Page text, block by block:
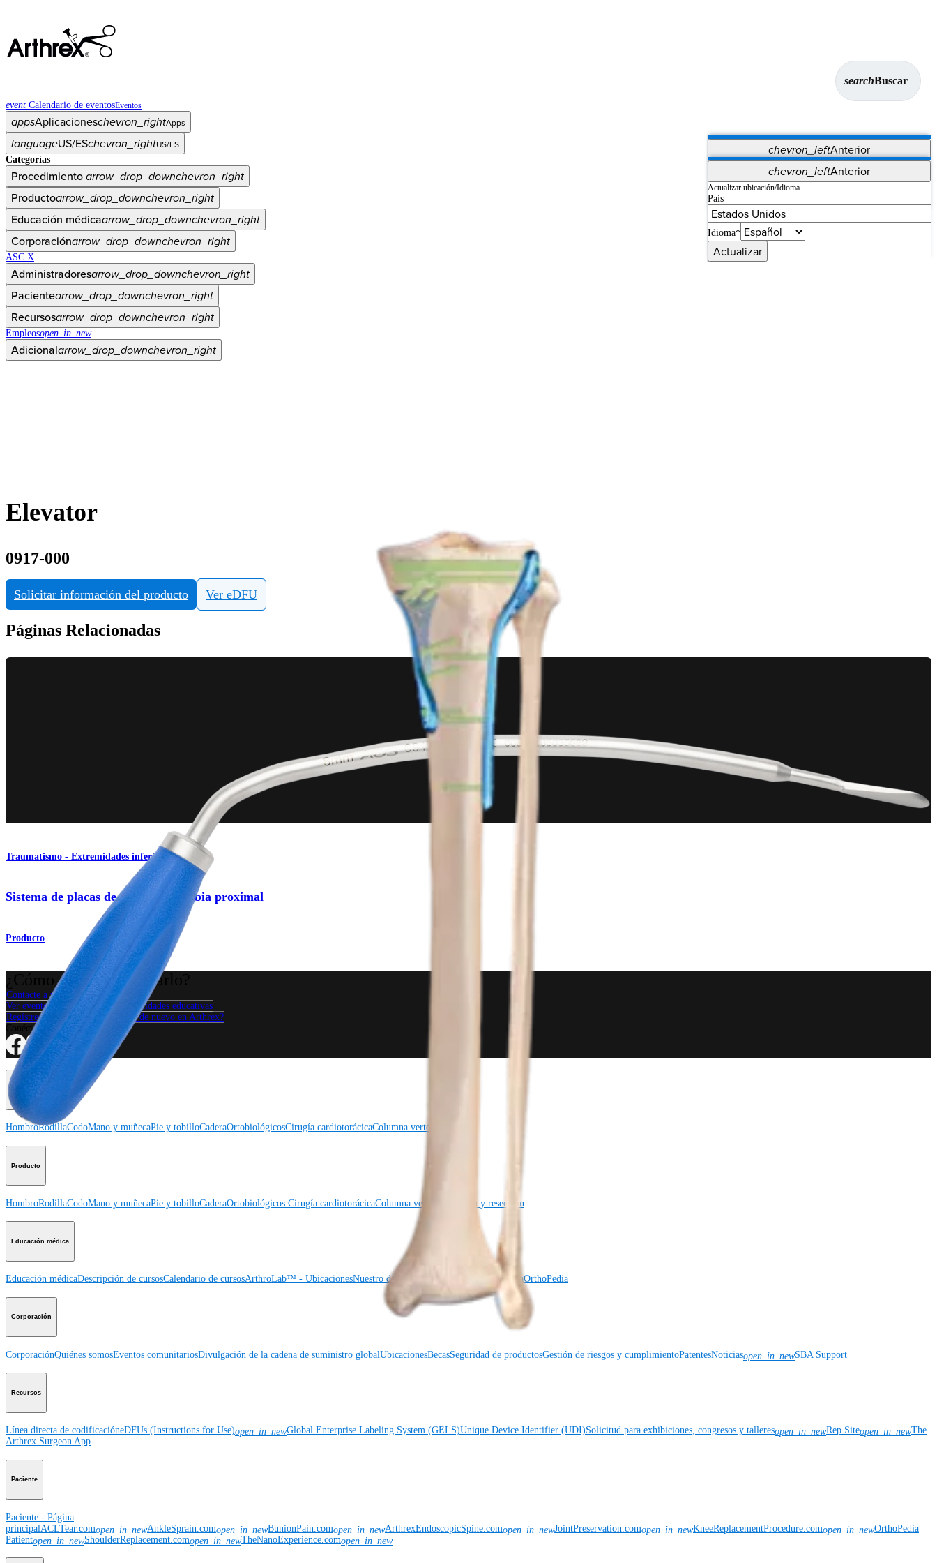
searchBuscar
event Calendario de eventosEventos
appsAplicacioneschevron_rightApps
chevron_leftAnterior
Vet Systems OrthoPedia Patient
Supplier Portal
Synergy Imaging & Resection
languageUS/ESchevron_rightUS/ES
chevron_leftAnterior
Actualizar ubicación/Idioma
País
Idioma*
Actualizar
Categorías
Procedimientoarrow_drop_downchevron_right
Productoarrow_drop_downchevron_right
Educación médicaarrow_drop_downchevron_right
Corporaciónarrow_drop_downchevron_right
ASC X
Administradoresarrow_drop_downchevron_right
Pacientearrow_drop_downchevron_right
Recursosarrow_drop_downchevron_right
Empleosopen_in_new
Adicionalarrow_drop_downchevron_right
Elevator
0917-000
Solicitar información del producto Ver eDFU
Páginas Relacionadas
Traumatismo - Extremidades inferiores
Sistema de placas de titanio para tibia proximal
Producto
¿Cómo podemos ayudarlo?
Contacte a un representante
Ver eventos, laboratorios y oportunidades educativas
Regístrese para recibir: ¿Qué hay de nuevo en Arthrex?
Conéctese con nosotros
Procedimiento
HombroRodillaCodoMano y muñecaPie y tobilloCaderaOrtobiológicosCirugía cardiotorácicaColumna vertebral
Producto
HombroRodillaCodoMano y muñecaPie y tobilloCaderaOrtobiológicos Cirugía cardiotorácicaColumna vertebral Imagen y resección
Educación médica
Educación médicaDescripción de cursosCalendario de cursosArthroLab™ - UbicacionesNuestro departamento de educación médicaOrthoPedia
Corporación
CorporaciónQuiénes somosEventos comunitariosDivulgación de la cadena de suministro globalUbicacionesBecasSeguridad de productosGestión de riesgos y cumplimientoPatentesNoticiasopen_in_newSBA Support
Recursos
Línea directa de codificacióneDFUs (Instructions for Use)open_in_newGlobal Enterprise Labeling System (GELS)Unique Device Identifier (UDI)Solicitud para exhibiciones, congresos y talleresopen_in_newRep Siteopen_in_newThe
Arthrex Surgeon App
Paciente
Paciente - Página
principalACLTear.comopen_in_newAnkleSprain.comopen_in_newBunionPain.comopen_in_newArthrexEndoscopicSpine.comopen_in_newJointPreservation.comopen_in_newKneeReplacementProcedure.comopen_in_newOrthoPedia
Patientopen_in_newShoulderReplacement.comopen_in_newTheNanoExperience.comopen_in_new